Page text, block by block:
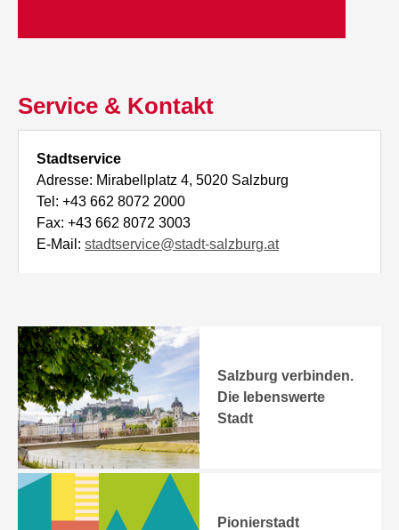
Service & Kontakt
Stadtservice
Adresse: Mirabellplatz 4, 5020 Salzburg
Tel: +43 662 8072 2000
Fax: +43 662 8072 3003
E-Mail:stadtservice@stadt-salzburg.at
Salzburg verbinden.
Die lebenswerte
Stadt
Pionierstadt